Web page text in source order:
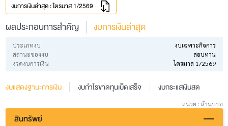
งบการเงินล่าสุด : ไตรมาส 1/2569
ผลประกอบการสำคัญ งบการเงินล่าสุด
ประเภทงบ
งบเฉพาะกิจการ
สถานะของงบ
สอบทาน
งวดงบการเงิน
ไตรมาส 1/2569
งบแสดงฐานะการเงิน งบกำไรขาดทุนเบ็ดเสร็จ งบกระแสเงินสด
หน่วย : ล้านบาท
สินทรัพย์